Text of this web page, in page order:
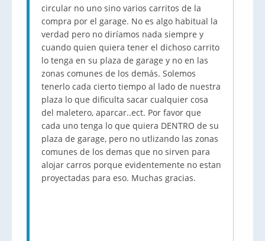
circular no uno sino varios carritos de la
compra por el garage. No es algo habitual la
verdad pero no diríamos nada siempre y
cuando quien quiera tener el dichoso carrito
lo tenga en su plaza de garage y no en las
zonas comunes de los demás. Solemos
tenerlo cada cierto tiempo al lado de nuestra
plaza lo que dificulta sacar cualquier cosa
del maletero, aparcar..ect. Por favor que
cada uno tenga lo que quiera DENTRO de su
plaza de garage, pero no utlizando las zonas
comunes de los demas que no sirven para
alojar carros porque evidentemente no estan
proyectadas para eso. Muchas gracias.